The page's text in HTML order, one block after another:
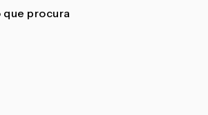
que procura